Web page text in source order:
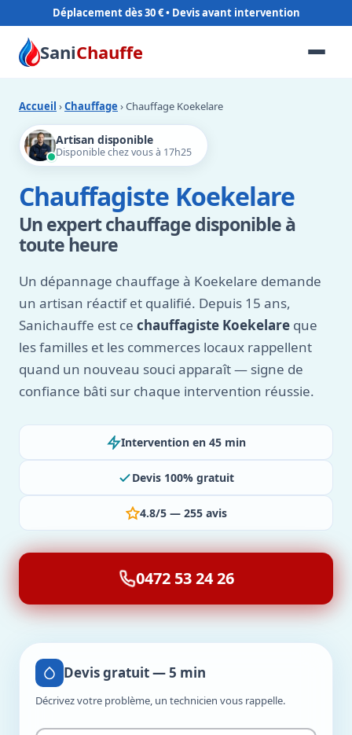
Déplacement dès 30 €
SaniChauffe
Accueil ›Chauffage › Chauffage Koekelare
Artisan disponible
Disponible chez vous à 17h25
Chauffagiste Koekelare
Un expert chauffage disponible à
toute heure
Un dépannage chauffage à Koekelare demande
un artisan réactif et qualifié. Depuis 15 ans,
Sanichauffe est ce chauffagiste Koekelare que
les familles et les commerces locaux rappellent
quand un nouveau souci apparaît — signe de
confiance bâti sur chaque intervention réussie.
Intervention en 45 min
Devis 100% gratuit
4.8/5 — 255 avis
0472 53 24 26
Devis gratuit — 5 min
Décrivez votre problème, un technicien vous rappelle.